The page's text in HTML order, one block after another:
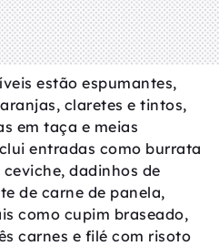
estão espumantes,
claretes e tintos,
em taça e meias
entradas como burrata
dadinhos de
de carne de panela,
como cupim braseado,
carnes e filé com risoto